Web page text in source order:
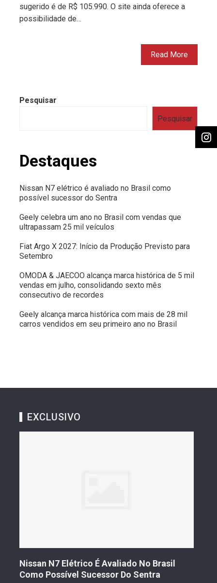
sugerido é de R$ 105.990. O site ainda oferece a
possibilidade de…
Read More
Pesquisar
Pesquisar
Destaques
Nissan N7 elétrico é avaliado no Brasil como
possível sucessor do Sentra
Geely celebra um ano no Brasil com vendas que
ultrapassam 25 mil veículos
Fiat Argo X 2027: Início da Produção Previsto para
Setembro
OMODA & JAECOO alcança marca histórica de 5 mil
vendas em julho, consolidando sexto mês
consecutivo de recordes
Geely alcança marca histórica com mais de 28 mil
carros vendidos em seu primeiro ano no Brasil
EXCLUSIVO
Nissan N7 Elétrico É Avaliado No Brasil
Como Possível Sucessor Do Sentra